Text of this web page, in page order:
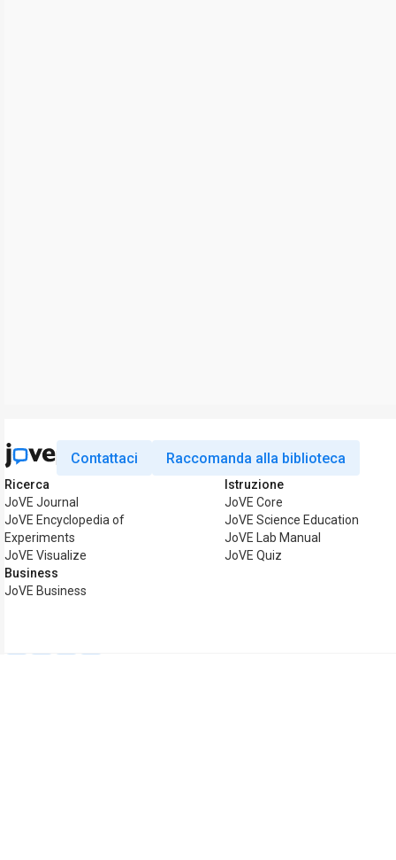
Contattaci Raccomanda alla biblioteca
Ricerca
JoVE Journal
JoVE Encyclopedia of
Experiments
JoVE Visualize
Business
JoVE Business
Istruzione
JoVE Core
JoVE Science Education
JoVE Lab Manual
JoVE Quiz